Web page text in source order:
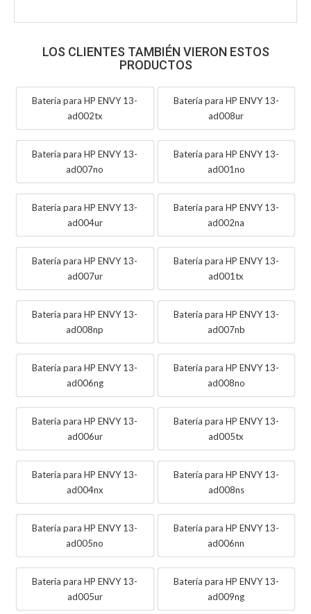
LOS CLIENTES TAMBIÉN VIERON ESTOS
PRODUCTOS
Batería para HP ENVY 13-
ad002tx
Batería para HP ENVY 13-
ad008ur
Batería para HP ENVY 13-
ad007no
Batería para HP ENVY 13-
ad001no
Batería para HP ENVY 13-
ad004ur
Batería para HP ENVY 13-
ad002na
Batería para HP ENVY 13-
ad007ur
Batería para HP ENVY 13-
ad001tx
Batería para HP ENVY 13-
ad008np
Batería para HP ENVY 13-
ad007nb
Batería para HP ENVY 13-
ad006ng
Batería para HP ENVY 13-
ad008no
Batería para HP ENVY 13-
ad006ur
Batería para HP ENVY 13-
ad005tx
Batería para HP ENVY 13-
ad004nx
Batería para HP ENVY 13-
ad008ns
Batería para HP ENVY 13-
ad005no
Batería para HP ENVY 13-
ad006nn
Batería para HP ENVY 13-
ad005ur
Batería para HP ENVY 13-
ad009ng